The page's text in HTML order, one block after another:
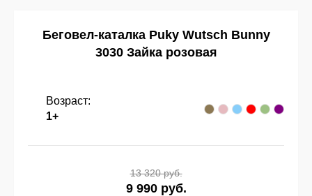
Беговел-каталка Puky Wutsch Bunny
3030 Зайка розовая
Возраст:
1+
13 320 руб.
9 990 руб.